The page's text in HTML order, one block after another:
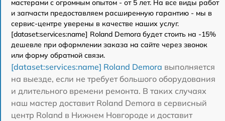
мастерами с огромным опытом - от 5 лет. На все виды работ
и запчасти предоставляем расширенную гарантию - мы в
сервис-центре уверены в качестве наших услуг.
[dataset:services:name] Roland Demora будет стоить на -15%
дешевле при оформлении заказа на сайте через звонок
или форму обратной связи.
[dataset:services:name] Roland Demora выполняется
на выезде, если не требует большого оборудования
и длительного времени ремонта. В таких случаях
наш мастер доставит Roland Demora в сервисный
центр Roland в Нижнем Новгороде и доставит